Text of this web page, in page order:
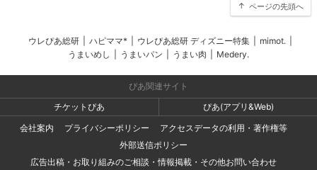
ページの先頭へ
ウレぴあ総研 ハピママ* ウレぴあ総研 ディズニー特集 mimot.
うまいめし
うまいパン うまい肉 Medery.
ぴあ関連サイト
チケットぴあ
ぴあ(アプリ&Web)
会社案内
プライバシーポリシー
アクセスデータの利用・著作権等
外部送信ポリシー
広告出稿・お取り組みのご相談・情報掲載・その他お問い合わせ